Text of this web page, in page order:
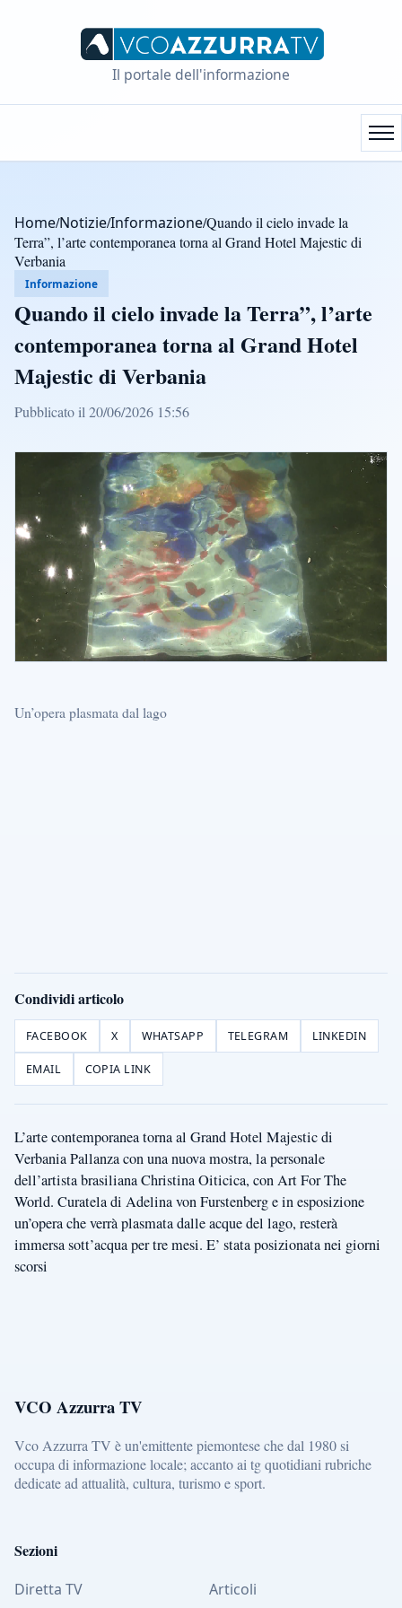
Il portale dell'informazione
Home/Notizie/Informazione/Quando il cielo invade la
Terra”, l’arte contemporanea torna al Grand Hotel Majestic di
Verbania
Informazione
Quando il cielo invade la Terra”, l’arte
contemporanea torna al Grand Hotel
Majestic di Verbania
Pubblicato il 20/06/2026 15:56
Un’opera plasmata dal lago
Condividi articolo
FACEBOOK X WHATSAPP TELEGRAM LINKEDIN
EMAIL COPIA LINK
L’arte contemporanea torna al Grand Hotel Majestic di
Verbania Pallanza con una nuova mostra, la personale
dell’artista brasiliana Christina Oiticica, con Art For The
World. Curatela di Adelina von Furstenberg e in esposizione
un’opera che verrà plasmata dalle acque del lago, resterà
immersa sott’acqua per tre mesi. E’ stata posizionata nei giorni
scorsi
VCO Azzurra TV
Vco Azzurra TV è un'emittente piemontese che dal 1980 si
occupa di informazione locale; accanto ai tg quotidiani rubriche
dedicate ad attualità, cultura, turismo e sport.
Sezioni
Diretta TV Articoli